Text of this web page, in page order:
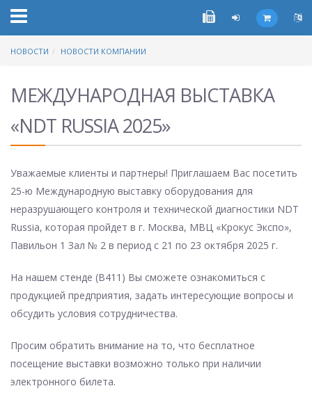
НОВОСТИ НОВОСТИ КОМПАНИИ
МЕЖДУНАРОДНАЯ ВЫСТАВКА
«NDT RUSSIA 2025»
Уважаемые клиенты и партнеры! Приглашаем Вас посетить
25-ю Международную выставку оборудования для
неразрушающего контроля и технической диагностики NDT
Russia, которая пройдет в г. Москва, МВЦ «Крокус Экспо»,
Павильон 1 Зал № 2 в период с 21 по 23 октября 2025 г.
На нашем стенде (B411) Вы сможете ознакомиться с
продукцией предприятия, задать интересующие вопросы и
обсудить условия сотрудничества.
Просим обратить внимание на то, что бесплатное
посещение выставки возможно только при наличии
электронного билета.